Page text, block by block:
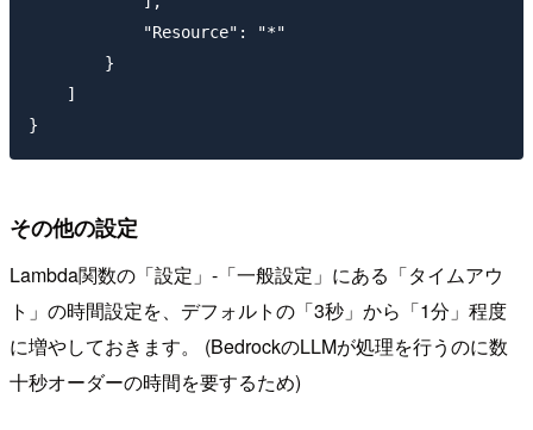
            "Resource": "*"
        }
    ]
その他の設定
Lambda関数の「設定」-「一般設定」にある「タイムアウ
ト」の時間設定を、デフォルトの「3秒」から「1分」程度
に増やしておきます。 (BedrockのLLMが処理を行うのに数
十秒オーダーの時間を要するため)